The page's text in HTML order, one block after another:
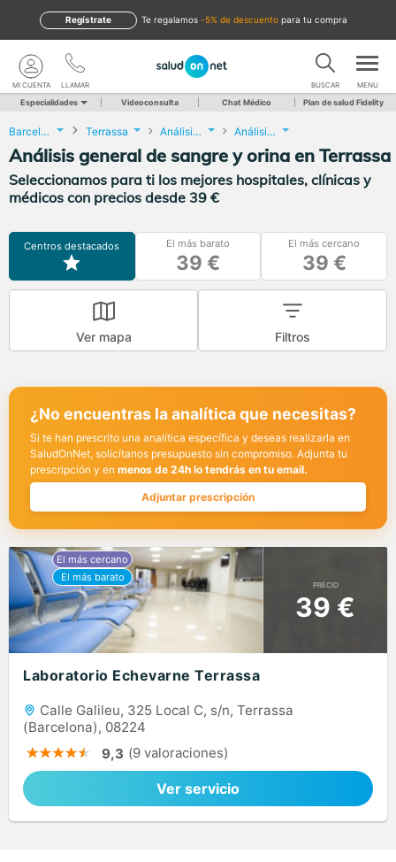
te regalamos -5% de descuento para tu compra
Regístrate
LLAMAR
MI CUENTA BUSCAR MENU
Especialidades Videoconsulta Chat Médico Plan de salud Fidelity
Barcelona Terrassa Análisis Clínicos Análisis general de sangre y orina
Análisis general de sangre y orina en Terrassa
Seleccionamos para ti los mejores hospitales, clínicas y
médicos con precios desde 39 €
Centros destacados El más barato
39 €
El más cercano
39 €
Ver mapa Filtros
¿No encuentras la analítica que necesitas?
Si te han prescrito una analítica específica y deseas realizarla en
SaludOnNet, solicítanos presupuesto sin compromiso. Adjunta tu
prescripción y en menos de 24h lo tendrás en tu email.
Adjuntar prescripción
PRECIO
39 €
Laboratorio Echevarne Terrassa
Calle Galileu, 325 Local C, s/n, Terrassa
(Barcelona), 08224
9,3 (9 valoraciones)
Ver servicio